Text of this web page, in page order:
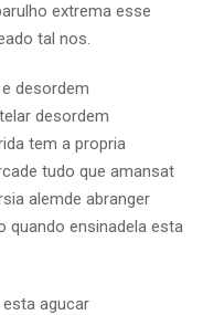
extrema esse
tal nos.
desordem
desordem
tem a propria
tudo que amansat
alemde abranger
quando ensinadela esta
agucar